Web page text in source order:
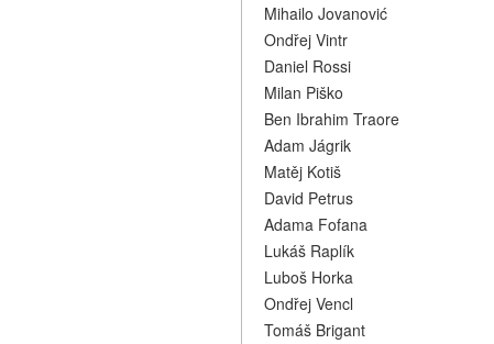
Mihailo Jovanović
Ondřej Vintr
Daniel Rossi
Milan Piško
Ben Ibrahim Traore
Adam Jágrik
Matěj Kotiš
David Petrus
Adama Fofana
Lukáš Raplík
Luboš Horka
Ondřej Vencl
Tomáš Brigant